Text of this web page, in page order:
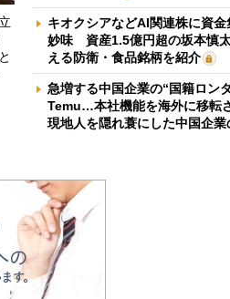
キオクシアなどAI関連株に資
妙味 資産1.5億円超の坂本慎
える防衛・食品銘柄を紹介
急増する中国企業の“国籍ロン
Temu…本社機能を海外に移転
現地人を隠れ蓑にした中国企